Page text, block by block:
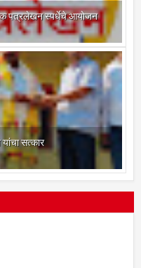
पत्रलेखन स्पर्धेचे आयोजन
सत्कार